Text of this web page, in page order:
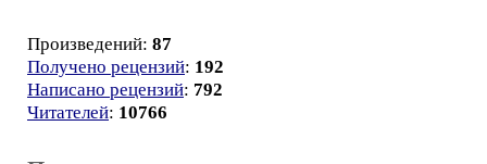
Произведений: 87
Получено рецензий: 192
Написано рецензий: 792
Читателей: 10766